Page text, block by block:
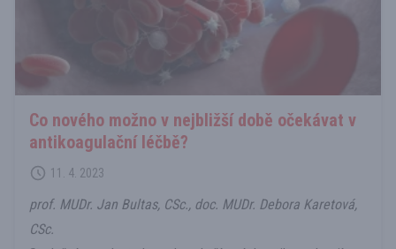
Co nového možno v nejbližší době očekávat v
antikoagulační léčbě?
11. 4. 2023
prof. MUDr. Jan Bultas, CSc., doc. MUDr. Debora Karetová,
CSc.